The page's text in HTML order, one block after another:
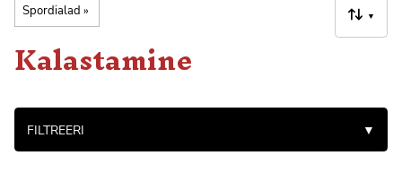
Spordialad ‪» ▼
Kalastamine
FILTREERI ▼